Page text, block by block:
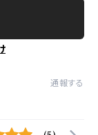
通報する